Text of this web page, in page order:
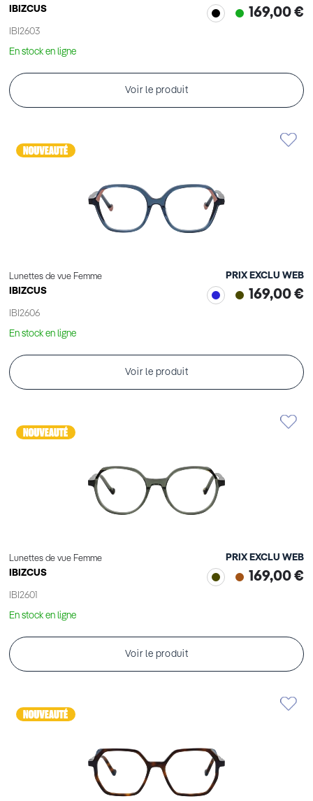
IBIZCUS
IBI2603
169,00 €
En stock en ligne
Voir le produit
Lunettes de vue Femme
IBIZCUS
IBI2606
PRIX EXCLU WEB
169,00 €
En stock en ligne
Voir le produit
Lunettes de vue Femme
IBIZCUS
IBI2601
PRIX EXCLU WEB
169,00 €
En stock en ligne
Voir le produit